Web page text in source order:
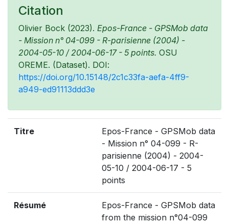
Citation
Olivier Bock (2023). Epos-France - GPSMob data
- Mission n° 04-099 - R-parisienne (2004) -
2004-05-10 / 2004-06-17 - 5 points. OSU
OREME. (Dataset). DOI:
https://doi.org/10.15148/2c1c33fa-aefa-4ff9-
a949-ed91113ddd3e
Titre
Epos-France - GPSMob data
- Mission n° 04-099 - R-
parisienne (2004) - 2004-
05-10 / 2004-06-17 - 5
points
Résumé
Epos-France - GPSMob data
from the mission n°04-099